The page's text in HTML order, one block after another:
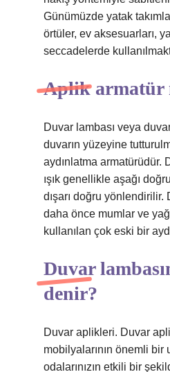
Günümüzde yatak
örtüler, ev aksesuarları,
seccadelerde
Aplik armatür
Duvar lambası veya
duvarın yüzeyine
aydınlatma armatürüdür.
ışık genellikle aşağı
dışarı doğru yönlendirilir.
daha önce mumlar ve
kullanılan çok eski bir
Duvar
denir?
Duvar aplikleri. Duvar
mobilyalarının önemli bir
odalarınızın etkili bir